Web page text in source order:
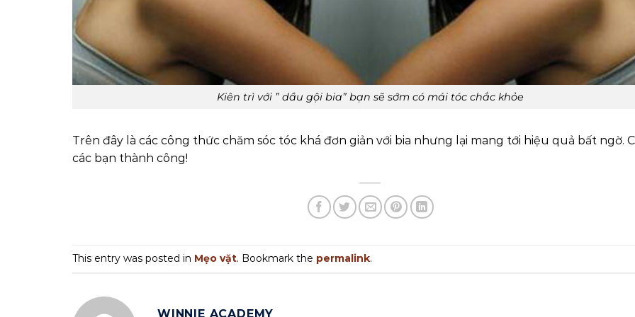
Kiên trì với ” dầu gội bia” bạn sẽ sớm có mái tóc chắc khỏe
Trên đây là các công thức chăm sóc tóc khá đơn giản với bia nhưng lại mang tới hiệu quả bất ngờ.
các bạn thành công!
This entry was posted in Mẹo vặt. Bookmark the permalink.
WINNIE ACADEMY